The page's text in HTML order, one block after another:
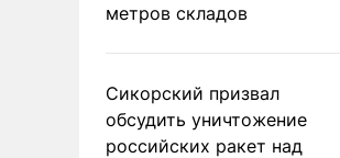
метров складов
Сикорский призвал
обсудить уничтожение
российских ракет над